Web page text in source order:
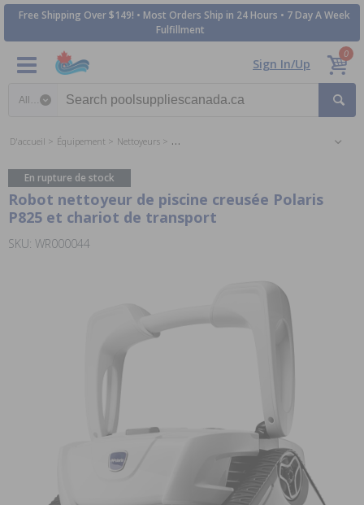
Free Shipping Over $149! • Most Orders Ship in 24 Hours • 7 Day A Week
Fulfillment
Sign In/Up
0
D'accueil Équipement Nettoyeurs Nettoyeurs Automatiques Piscines Creusées
En rupture de stock
Robot nettoyeur de piscine creusée Polaris
P825 et chariot de transport
SKU: WR000044